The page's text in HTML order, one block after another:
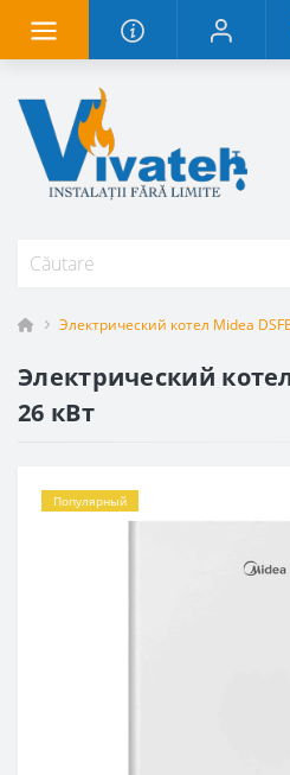
Электрический котел Midea
Электрический
26 кВт
Популярный